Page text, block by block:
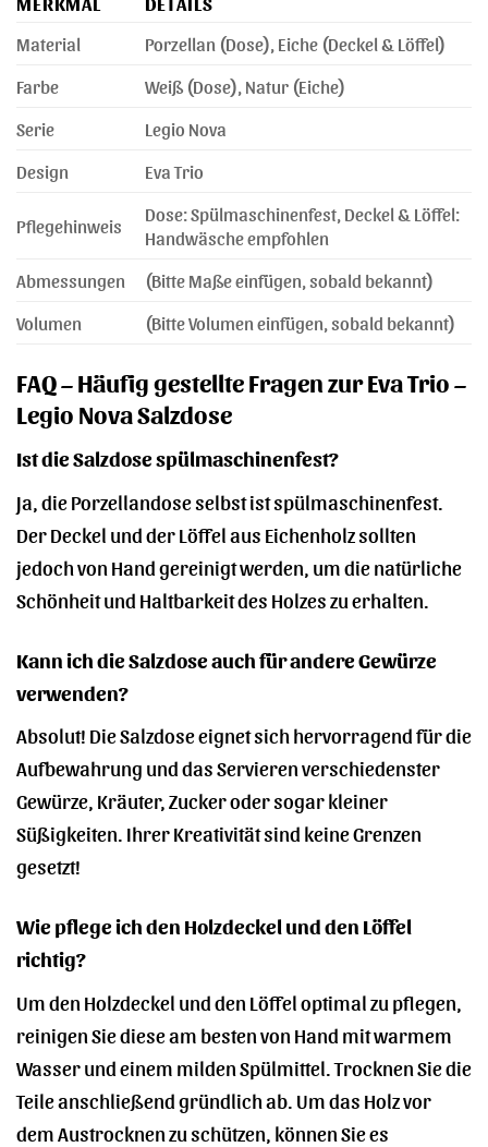
Material
Porzellan (Dose), Eiche (Deckel & Löffel)
Farbe
Weiß (Dose), Natur (Eiche)
Serie
Legio Nova
Design
Eva Trio
Pflegehinweis
Dose: Spülmaschinenfest, Deckel & Löffel:
Handwäsche empfohlen
Abmessungen
(Bitte Maße einfügen, sobald bekannt)
Volumen
(Bitte Volumen einfügen, sobald bekannt)
FAQ – Häufig gestellte Fragen zur Eva Trio –
Legio Nova Salzdose
Ist die Salzdose spülmaschinenfest?
Ja, die Porzellandose selbst ist spülmaschinenfest.
Der Deckel und der Löffel aus Eichenholz sollten
jedoch von Hand gereinigt werden, um die natürliche
Schönheit und Haltbarkeit des Holzes zu erhalten.
Kann ich die Salzdose auch für andere Gewürze
verwenden?
Absolut! Die Salzdose eignet sich hervorragend für die
Aufbewahrung und das Servieren verschiedenster
Gewürze, Kräuter, Zucker oder sogar kleiner
Süßigkeiten. Ihrer Kreativität sind keine Grenzen
gesetzt!
Wie pflege ich den Holzdeckel und den Löffel
richtig?
Um den Holzdeckel und den Löffel optimal zu pflegen,
reinigen Sie diese am besten von Hand mit warmem
Wasser und einem milden Spülmittel. Trocknen Sie die
Teile anschließend gründlich ab. Um das Holz vor
dem Austrocknen zu schützen, können Sie es